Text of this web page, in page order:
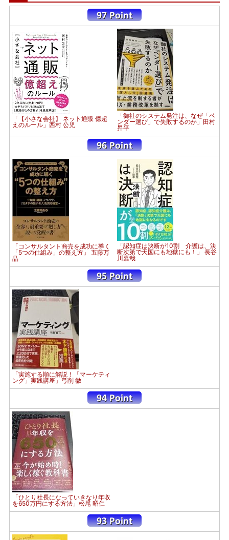
「【小さな会社】 ネット通販 億超
えのルール」西村 公児
「御社のシステム発注は、なぜ「ベ
ンダー選び」で失敗するのか」田村
昇平
「コンサルタント商売を成功に導く
「5つの仕組み」の整え方」 五藤万
晶
「認知症は決断が10割 介護は、決
断次第で天国にも地獄にも！」 長谷
川嘉哉
「実施する順に解説！「マーケティ
ング」実践講座」弓削 徹
「ひとり社長になっていきなり年収
を650万円にする方法」松尾 昭仁